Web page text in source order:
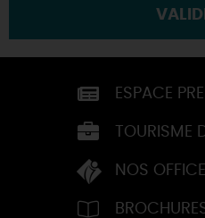
ESPACE
TOURISME
NOS